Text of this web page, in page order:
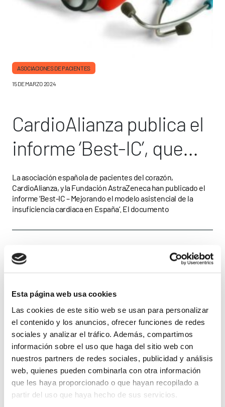
Esta página web usa cookies
Las cookies de este sitio web se usan para personalizar
el contenido y los anuncios, ofrecer funciones de redes
sociales y analizar el tráfico. Además, compartimos
información sobre el uso que haga del sitio web con
nuestros partners de redes sociales, publicidad y análisis
web, quienes pueden combinarla con otra información
que les haya proporcionado o que hayan recopilado a
partir del uso que haya hecho de sus servicios.
ASOCIACIONES DE PACIENTES
15 DE MARZO 2024
CardioAlianza publica el
informe ‘Best-IC’, que
analiza la situación de la
insuficiencia cardiaca en
España
La asociación española de pacientes del corazón,
CardioAlianza, y la Fundación AstraZeneca han publicado el
informe ‘Best-IC – Mejorando el modelo asistencial de la
insuficiencia cardiaca en España‘. El documento